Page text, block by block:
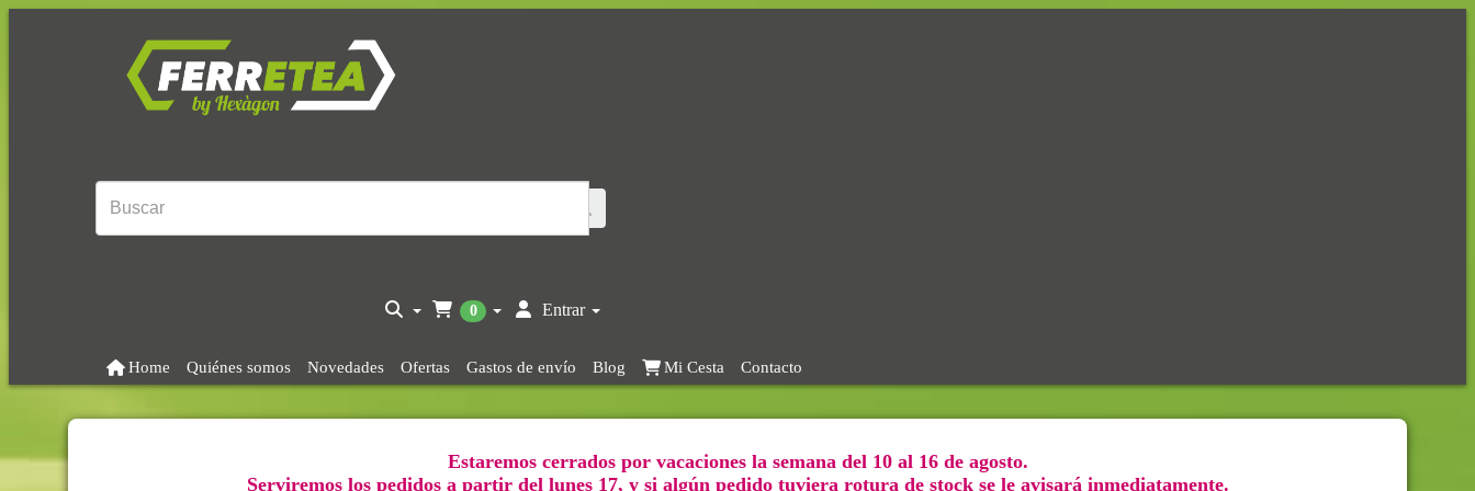
0 Entrar
Home Quiénes somos Novedades Ofertas Gastos de envío Blog Mi Cesta Contacto
Estaremos cerrados por vacaciones la semana del 10 al 16 de agosto.
Serviremos los pedidos a partir del lunes 17, y si algún pedido tuviera rotura de stock se le avisará inmediatamente.